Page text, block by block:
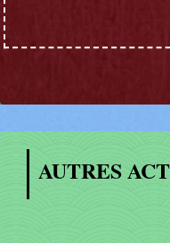
AUTRES